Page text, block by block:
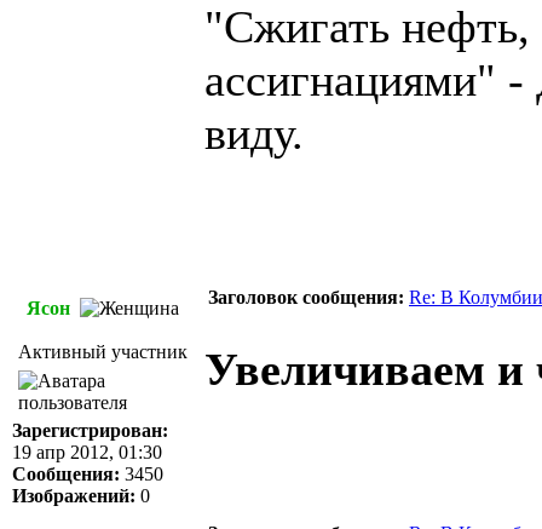
"Сжигать нефть,
ассигнациями"
виду.
Ясон
Заголовок сообщения: Re: В Колумбии
Активный участник
Зарегистрирован:
19 апр 2012, 01:30
Сообщения: 3450
Изображений: 0
Увеличиваем и